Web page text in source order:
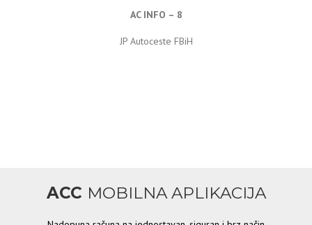
AC INFO – 8
JP Autoceste FBiH
ACC MOBILNA APLIKACIJA